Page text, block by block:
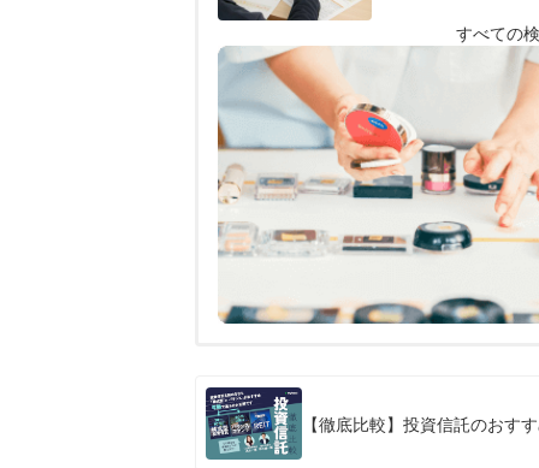
率をリスクとして集計
すべての
【徹底比較】投資信託のおす